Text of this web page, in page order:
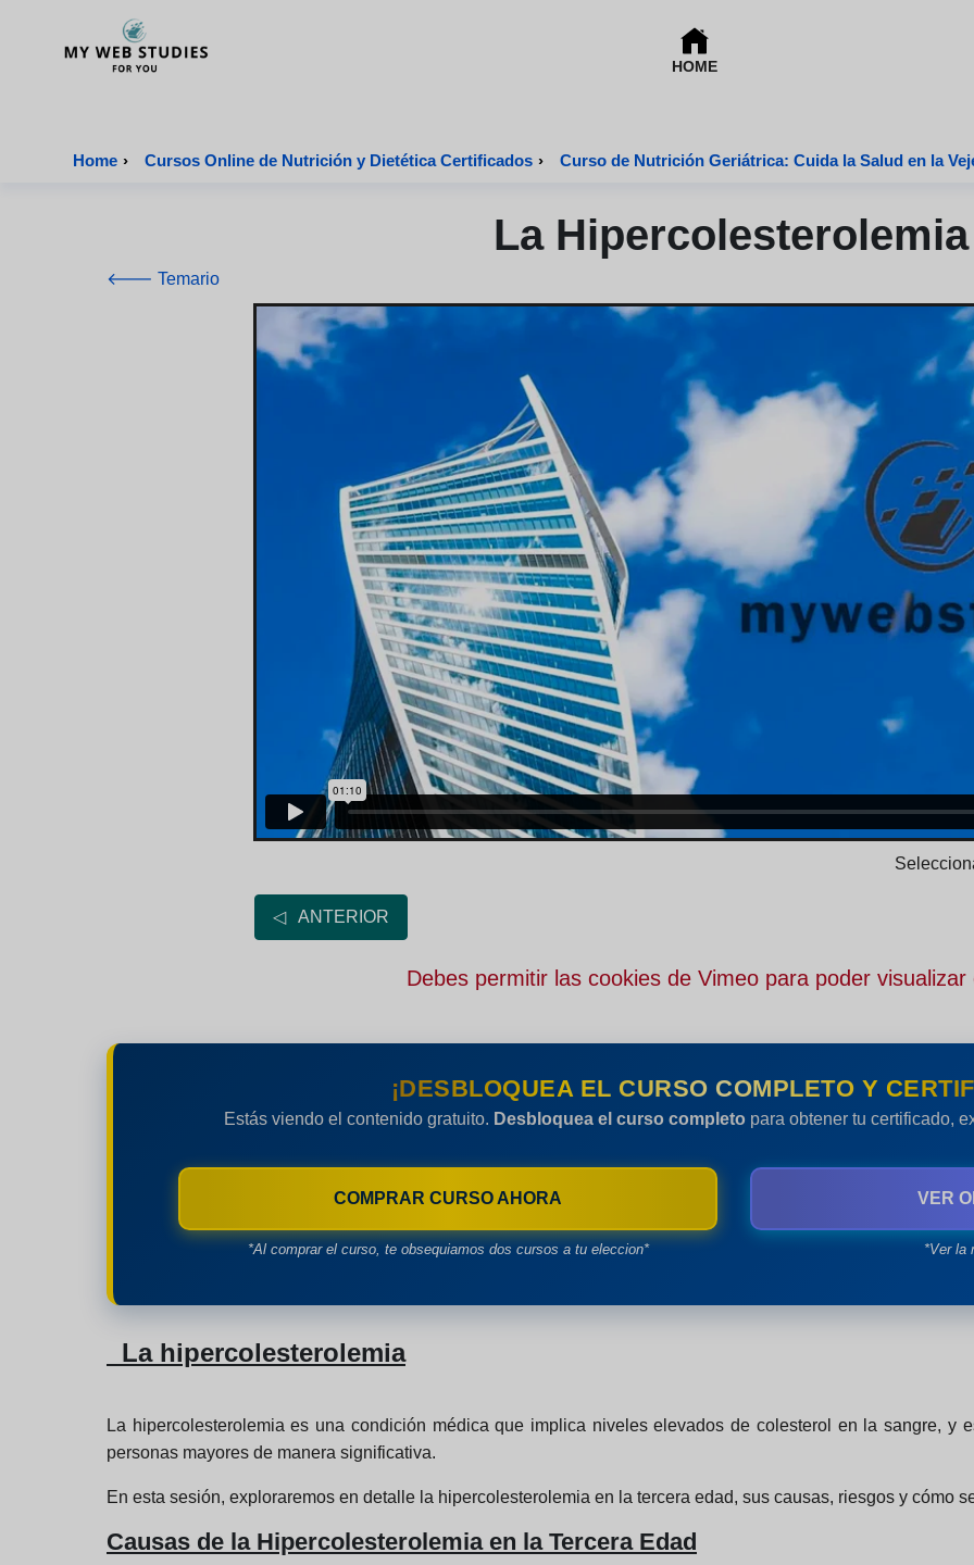
HOME
Home › Cursos Online de Nutrición y Dietética Certificados › Curso de Nutrición Geriátrica: Cuida la Salud en la
La Hipercolesterolemia
🡐 Temario
◁ ANTERIOR
Debes permitir las cookies de Vimeo para poder visualizar
¡DESBLOQUEA EL CURSO COMPLETO Y
Estás viendo el contenido gratuito. Desbloquea el curso completopara obtener tu certificado,
COMPRAR CURSO AHORA
*Al comprar el curso, te obsequiamos dos cursos a tu eleccion*
VER
*Ver la
La hipercolesterolemia
La hipercolesterolemia es una condición médica que implica niveles elevados de colesterol en la sangre, y
personas mayores de manera significativa.
En esta sesión, exploraremos en detalle la hipercolesterolemia en la tercera edad, sus causas, riesgos y cómo
Causas de la Hipercolesterolemia en la Tercera Edad